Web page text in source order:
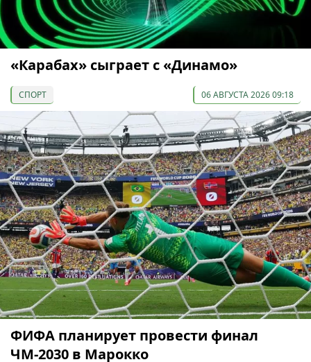
«Карабах» сыграет с «Динамо»
СПОРТ 06 АВГУСТА 2026 09:18
ФИФА планирует провести финал
ЧМ-2030 в Марокко